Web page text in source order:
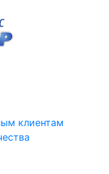
клиентам